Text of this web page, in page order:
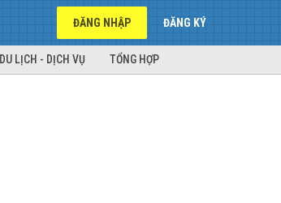
ĐĂNG NHẬP ĐĂNG KÝ
DU LỊCH - DỊCH VỤ TỔNG HỢP